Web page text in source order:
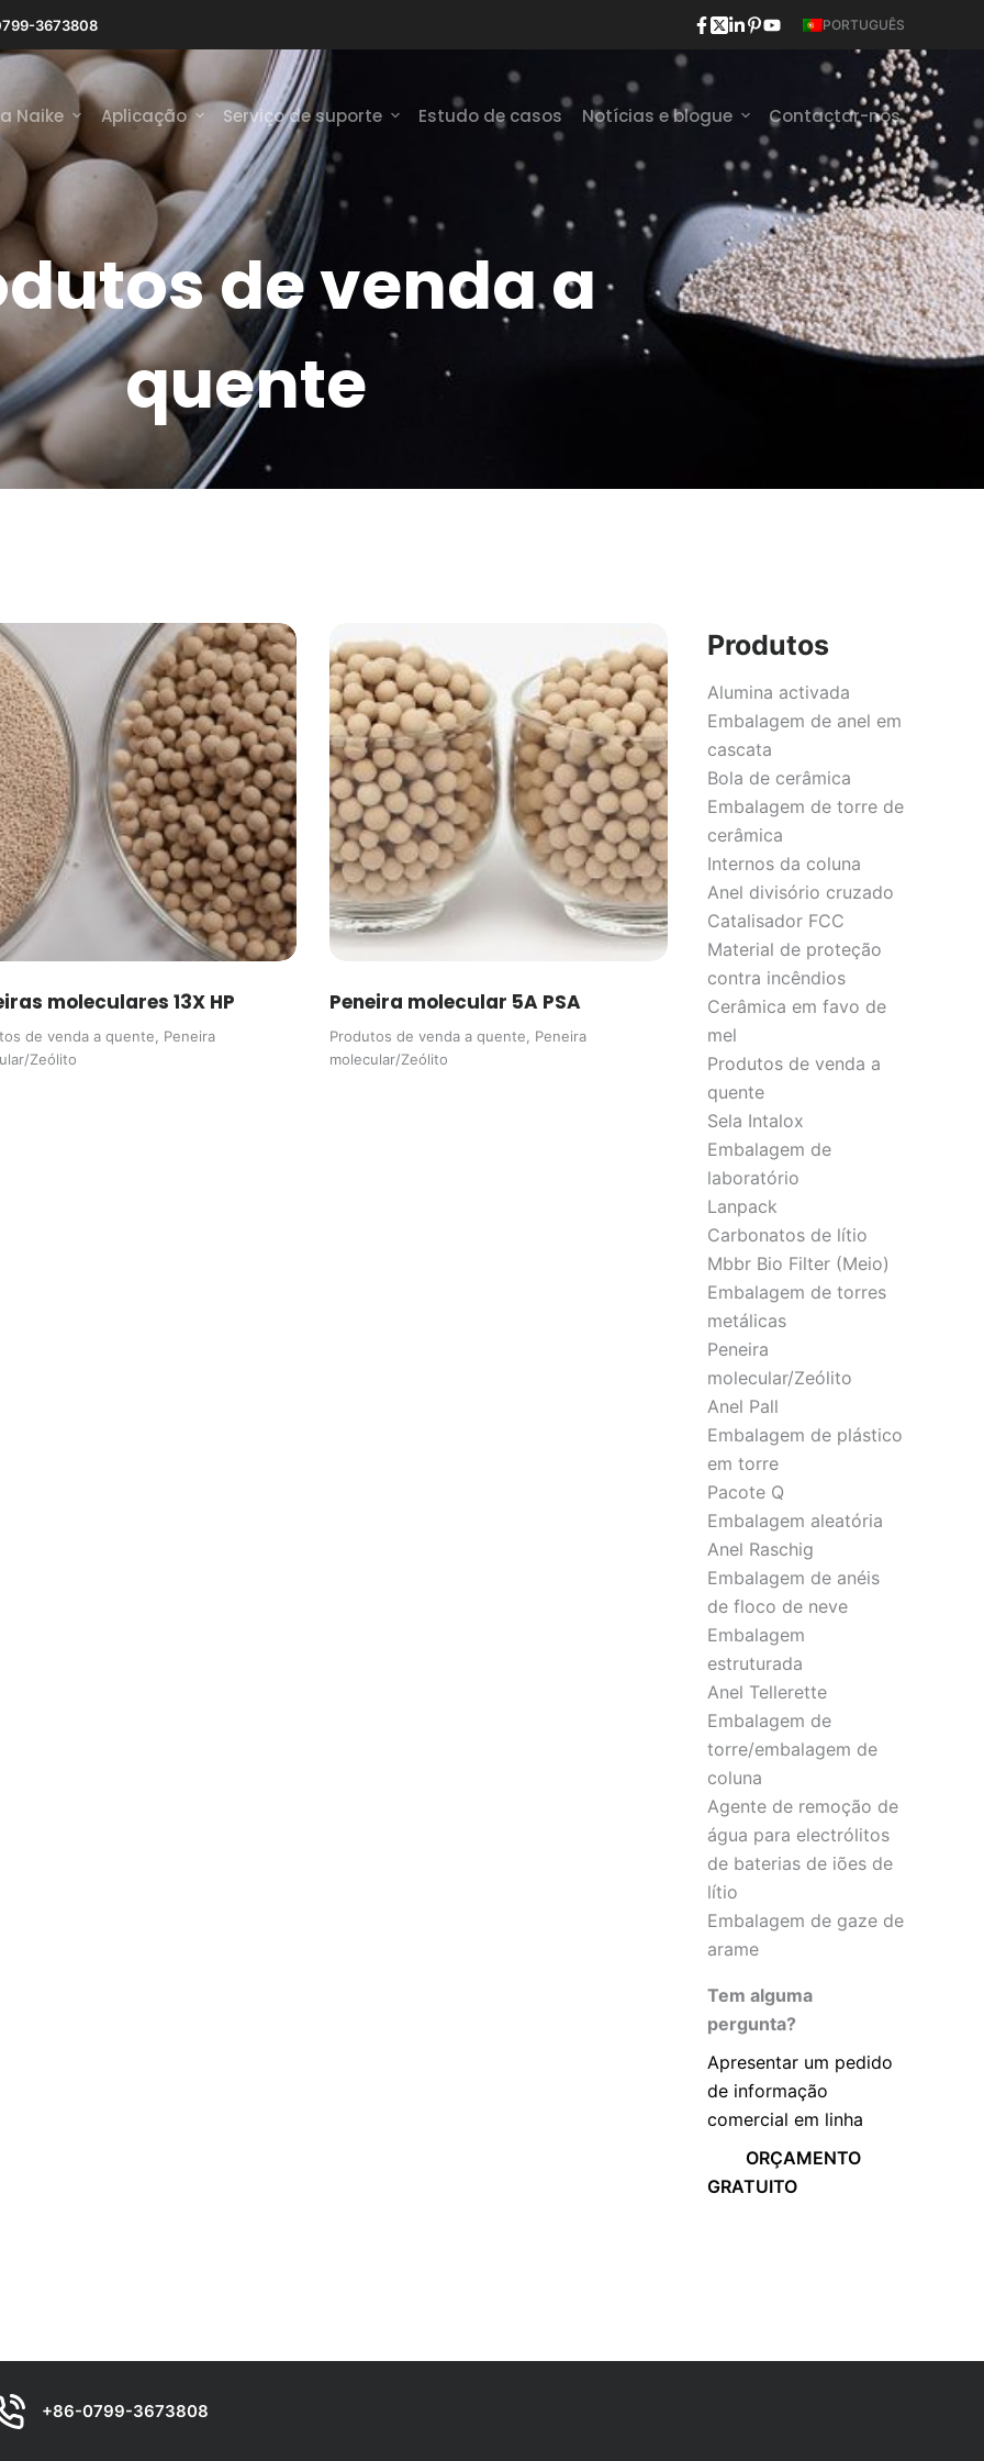
3673808 PORTUGUÊS
Naike Aplicação Serviço de suporte Estudo de casos Notícias e blogue Contactar-nos
de venda a
quente
moleculares 13X HP
de venda a quente
Peneira
Zeólito
Peneira molecular 5A PSA
Produtos de venda a quente
Peneira
molecular/Zeólito
Produtos
Alumina activada
Embalagem de anel em
cascata
Bola de cerâmica
Embalagem de torre de
cerâmica
Internos da coluna
Anel divisório cruzado
Catalisador FCC
Material de proteção
contra incêndios
Cerâmica em favo de
mel
Produtos de venda a
quente
Sela Intalox
Embalagem de
laboratório
Lanpack
Carbonatos de lítio
Mbbr Bio Filter (Meio)
Embalagem de torres
metálicas
Peneira
molecular/Zeólito
Anel Pall
Embalagem de plástico
em torre
Pacote Q
Embalagem aleatória
Anel Raschig
Embalagem de anéis
de floco de neve
Embalagem
estruturada
Anel Tellerette
Embalagem de
torre/embalagem de
coluna
Agente de remoção de
água para electrólitos
de baterias de iões de
lítio
Embalagem de gaze de
arame
Tem alguma
pergunta?
Apresentar um pedido
de informação
comercial em linha
ORÇAMENTO
GRATUITO
+86-0799-3673808